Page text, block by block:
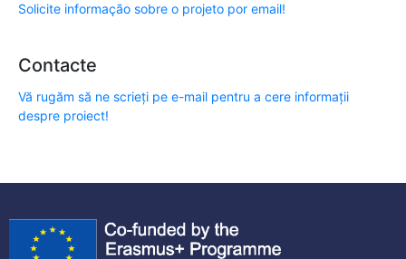
Solicite informação sobre o projeto por email!
Contacte
Vă rugăm să ne scrieți pe e-mail pentru a cere informații
despre proiect!